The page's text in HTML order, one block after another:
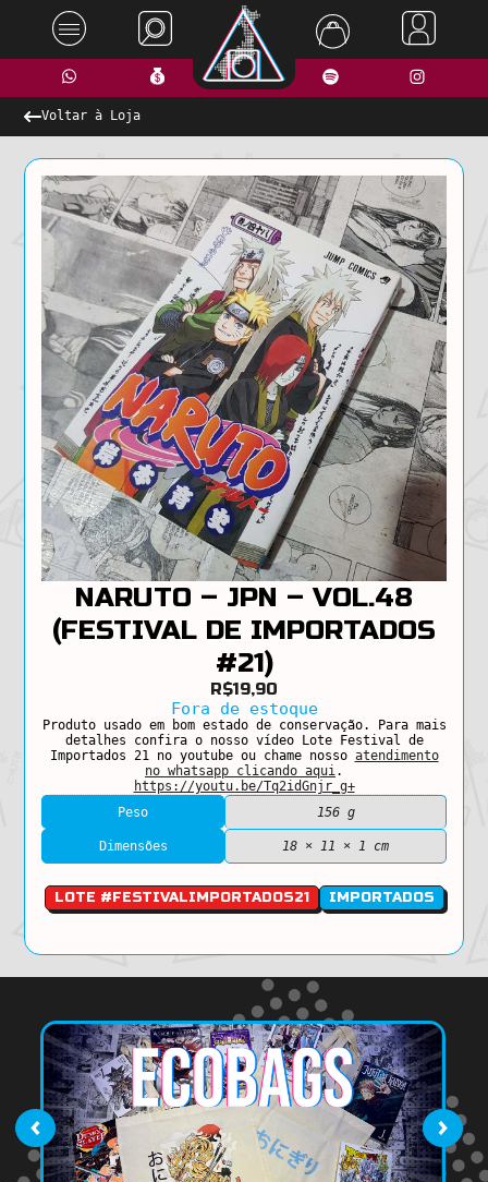
Voltar à Loja
NARUTO – JPN – VOL.48
(FESTIVAL DE IMPORTADOS
#21)
R$19,90
Fora de estoque
Produto usado em bom estado de conservação. Para mais
detalhes confira o nosso vídeo Lote Festival de
Importados 21 no youtube ou chame nosso atendimento
no whatsapp clicando aqui.
https://youtu.be/Tq2idGnjr_g+
Peso
156 g
Dimensões 18 × 11 × 1 cm
LOTE #FESTIVALIMPORTADOS21 IMPORTADOS
‹ ›